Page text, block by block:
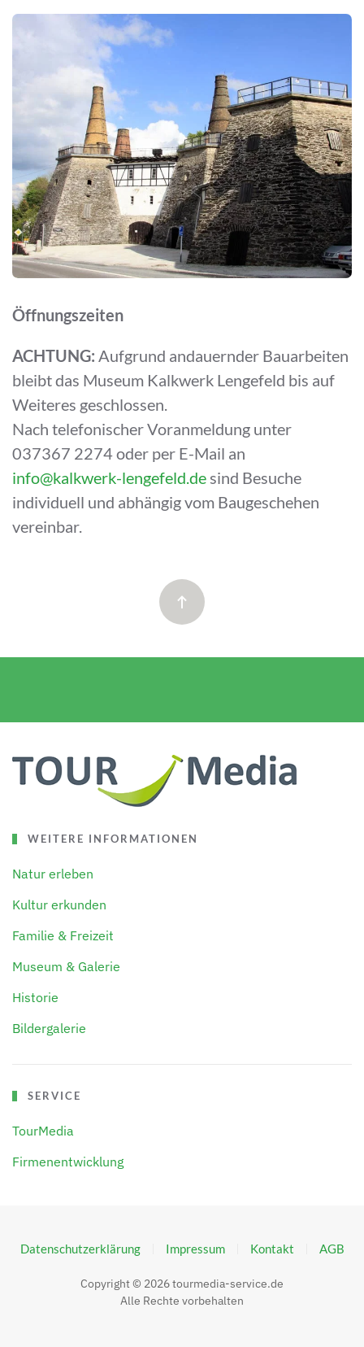
Öffnungszeiten
ACHTUNG: Aufgrund andauernder Bauarbeiten
bleibt das Museum Kalkwerk Lengefeld bis auf
Weiteres geschlossen.
Nach telefonischer Voranmeldung unter
037367 2274 oder per E-Mail an
info@kalkwerk-lengefeld.desind Besuche
individuell und abhängig vom Baugeschehen
vereinbar.
WEITERE INFORMATIONEN
Natur erleben
Kultur erkunden
Familie & Freizeit
Museum & Galerie
Historie
Bildergalerie
SERVICE
TourMedia
Firmenentwicklung
Datenschutzerklärung Impressum Kontakt AGB
Copyright © 2026tourmedia-service.de
Alle Rechte vorbehalten